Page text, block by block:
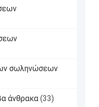
σωληνώσεων
άνθρακα (33)